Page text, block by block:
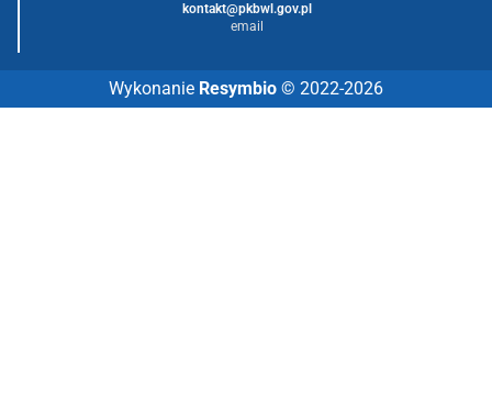
kontakt@pkbwl.gov.pl
email
Wykonanie Resymbio © 2022-2026